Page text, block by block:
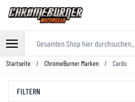
Zum Inhalt springen
Startseite / ChromeBurner Marken / Cardo
FILTERN